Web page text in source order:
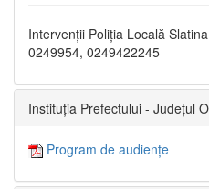
Intervenții Poliția Locală Slatina
0249954, 0249422245
Instituția Prefectului - Județul
Program de audiențe